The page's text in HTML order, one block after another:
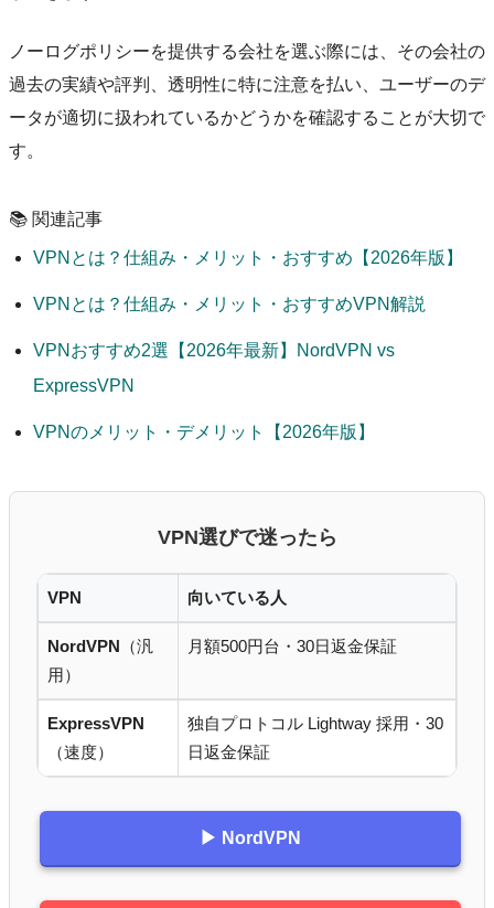
ノーログポリシーを提供する会社を選ぶ際には、その会社の
過去の実績や評判、透明性に特に注意を払い、ユーザーのデ
ータが適切に扱われているかどうかを確認することが大切で
す。
📚 関連記事
VPNとは？仕組み・メリット・おすすめ【2026年版】
VPNとは？仕組み・メリット・おすすめVPN解説
VPNおすすめ2選【2026年最新】NordVPN vs
ExpressVPN
VPNのメリット・デメリット【2026年版】
VPN選びで迷ったら
VPN 向いている人
NordVPN
（汎
用）
月額500円台・30日返金保証
ExpressVPN
（速度）
独自プロトコル Lightway 採用・30
日返金保証
▶ NordVPN